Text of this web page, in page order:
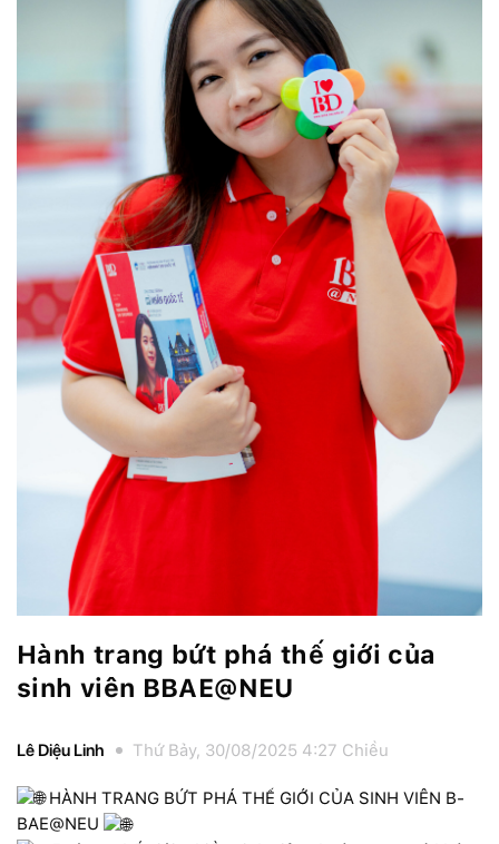
Hành trang bứt phá thế giới của
sinh viên BBAE@NEU
Lê Diệu Linh Thứ Bảy, 30/08/2025 4:27 Chiều
HÀNH TRANG BỨT PHÁ THẾ GIỚI CỦA SINH VIÊN B-
BAE@NEU